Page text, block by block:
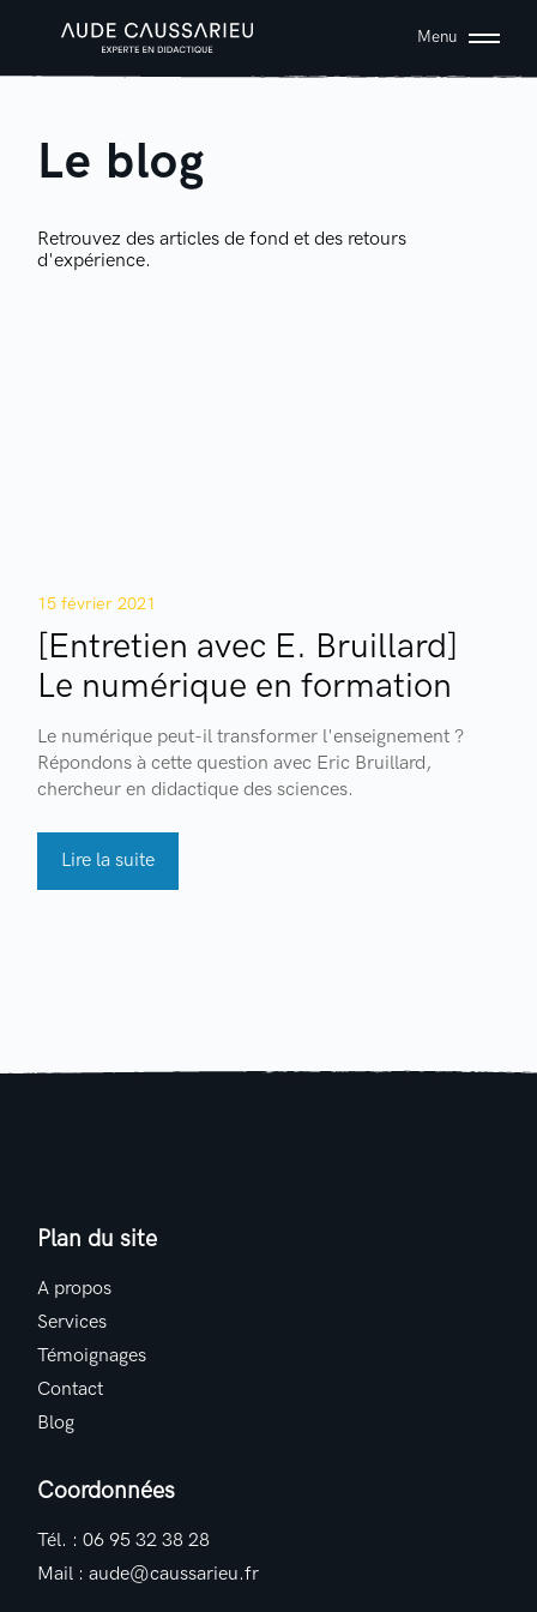
Menu
Le blog
Retrouvez des articles de fond et des retours
d'expérience.
15 février 2021
[Entretien avec E. Bruillard]
Le numérique en formation
Le numérique peut-il transformer l'enseignement ?
Répondons à cette question avec Eric Bruillard,
chercheur en didactique des sciences.
Lire la suite
Plan du site
A propos
Services
Témoignages
Contact
Blog
Coordonnées
Tél. :06 95 32 38 28
Mail :aude@caussarieu.fr